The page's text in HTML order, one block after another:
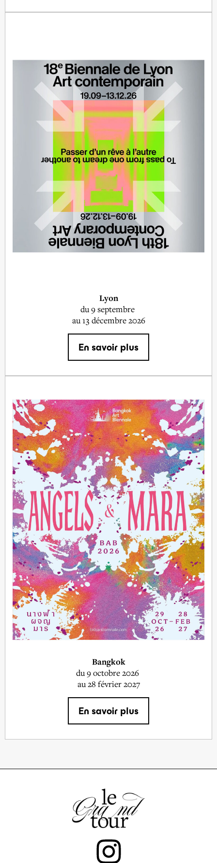
Lyon
du9 septembre
au 13 décembre 2026
En savoir plus
Bangkok
du9 octobre 2026
au 28 février 2027
En savoir plus